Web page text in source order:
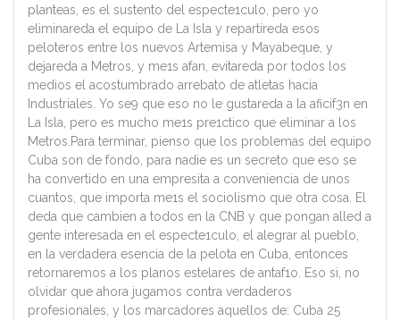
planteas, es el sustento del especte1culo, pero yo
eliminareda el equipo de La Isla y repartireda esos
peloteros entre los nuevos Artemisa y Mayabeque, y
dejareda a Metros, y me1s afan, evitareda por todos los
medios el acostumbrado arrebato de atletas hacia
Industriales. Yo se9 que eso no le gustareda a la aficif3n en
La Isla, pero es mucho me1s pre1ctico que eliminar a los
Metros.Para terminar, pienso que los problemas del equipo
Cuba son de fondo, para nadie es un secreto que eso se
ha convertido en una empresita a conveniencia de unos
cuantos, que importa me1s el sociolismo que otra cosa. El
deda que cambien a todos en la CNB y que pongan alled a
gente interesada en el especte1culo, el alegrar al pueblo,
en la verdadera esencia de la pelota en Cuba, entonces
retornaremos a los planos estelares de antaf1o. Eso si, no
olvidar que ahora jugamos contra verdaderos
profesionales, y los marcadores aquellos de: Cuba 25